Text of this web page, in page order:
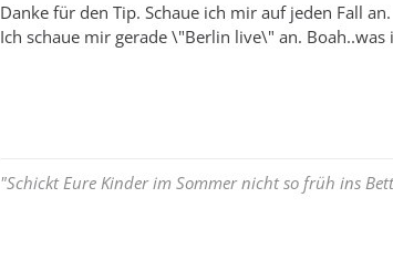
Danke für den Tip. Schaue ich mir auf jeden Fall an.
Ich schaue mir gerade \"Berlin live\" an.
"Schickt Eure Kinder im Sommer nicht so früh ins